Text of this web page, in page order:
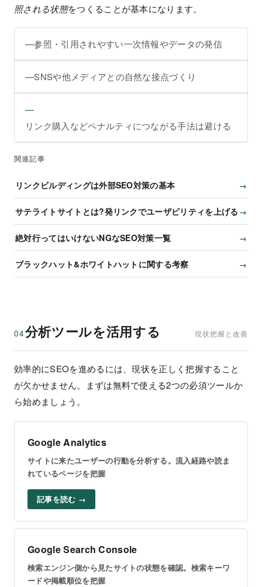
照される状態をつくることが基本になります。
参照・引用されやすい一次情報やデータの発信
SNSや他メディアとの自然な接点づくり
リンク購入などペナルティにつながる手法は避ける
関連記事
リンクビルディングは外部SEO対策の基本
サテライトサイトとは?発リンクでユーザビリティを上げる
絶対行ってはいけないNGなSEO対策一覧
ブラックハット&ホワイトハットに関する考察
04分析ツールを活用する 現状把握と改善
効率的にSEOを進めるには、現状を正しく把握すること
が欠かせません。まずは無料で使える2つの必須ツールか
ら始めましょう。
Google Analytics
サイトに来たユーザーの行動を分析する。流入経路や読ま
れているページを把握
記事を読む →
Google Search Console
検索エンジン側から見たサイトの状態を確認。検索キーワ
ードや掲載順位を把握